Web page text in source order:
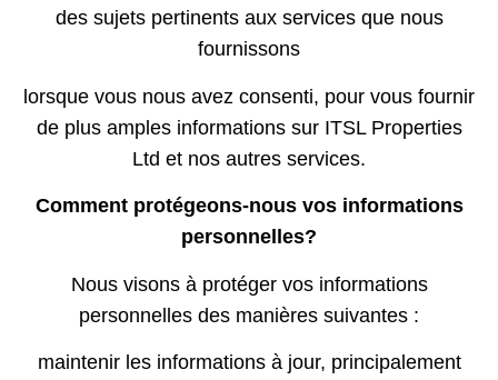
des sujets pertinents aux services que nous
fournissons
lorsque vous nous avez consenti, pour vous fournir
de plus amples informations sur ITSL Properties
Ltd et nos autres services.
Comment protégeons-nous vos informations
personnelles?
Nous visons à protéger vos informations
personnelles des manières suivantes :
maintenir les informations à jour, principalement